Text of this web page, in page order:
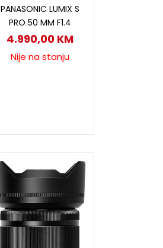
PANASONIC LUMIX S
PRO 50 MM F1.4
4.990,00 KM
Nije na stanju